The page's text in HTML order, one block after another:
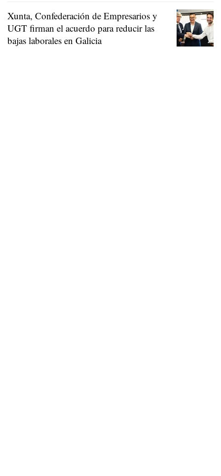
Xunta, Confederación de Empresarios y
UGT firman el acuerdo para reducir las
bajas laborales en Galicia